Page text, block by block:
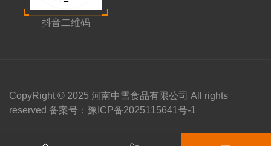
抖音二维码
CopyRight © 2025 河南中雪食品有限公司 All rights
reserved 备案号： 豫ICP备2025115641号-1